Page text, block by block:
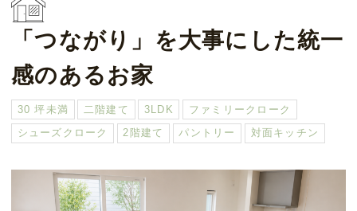
「つながり」を大事にした統一
感のあるお家
30 坪未満 二階建て 3LDK
ファミリークローク
シューズクローク
2階建て パントリー 対面キッチン